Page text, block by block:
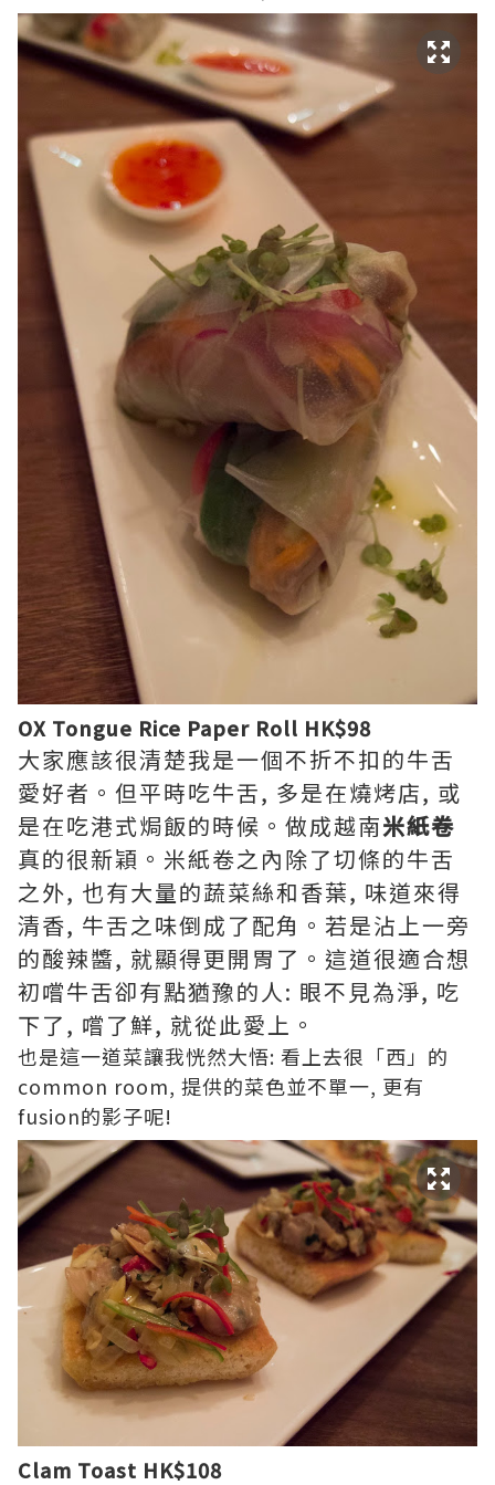
OX Tongue Rice Paper Roll HK$98
大家應該很清楚我是一個不折不扣的牛舌
愛好者。但平時吃牛舌, 多是在燒烤店, 或
是在吃港式焗飯的時候。做成越南米紙卷
真的很新穎。米紙卷之內除了切條的牛舌
之外, 也有大量的蔬菜絲和香葉, 味道來得
清香, 牛舌之味倒成了配角。若是沾上一旁
的酸辣醬, 就顯得更開胃了。這道很適合想
初嚐牛舌卻有點猶豫的人: 眼不見為淨, 吃
下了, 嚐了鮮, 就從此愛上。
也是這一道菜讓我恍然大悟: 看上去很「西」的
common room, 提供的菜色並不單一, 更有
fusion的影子呢!
Clam Toast HK$108